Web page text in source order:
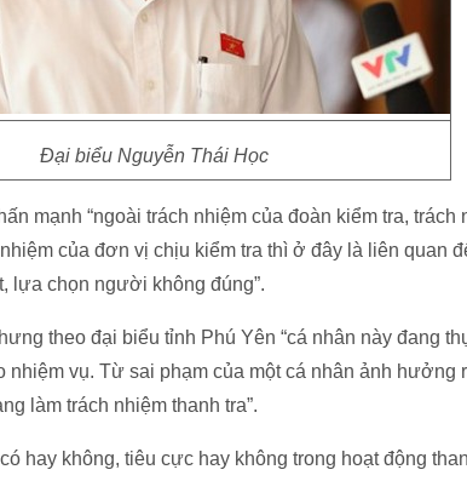
Đại biểu Nguyễn Thái Học
mạnh “ngoài trách nhiệm của đoàn kiểm tra, trách
của đơn vị chịu kiểm tra thì ở đây là liên quan
lựa chọn người không đúng”.
theo đại biểu tỉnh Phú Yên “cá nhân này đang
nhiệm vụ. Từ sai phạm của một cá nhân ảnh hưởng
làm trách nhiệm thanh tra”.
hay không, tiêu cực hay không trong hoạt động